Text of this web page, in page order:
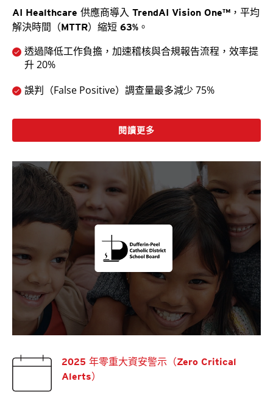
AI Healthcare 供應商導入 TrendAI Vision One™，平均
解決時間（MTTR）縮短 63%。
透過降低工作負擔，加速稽核與合規報告流程，效率提
升 20%
誤判（False Positive）調查量最多減少 75%
閱讀更多
2025 年零重大資安警示（Zero Critical
Alerts）